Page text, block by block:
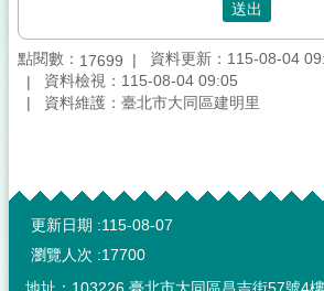
點閱數： 17699
資料更新：115-08-04
資料檢視：115-08-04 09:05
資料維護：臺北市大同區建明里
:::
更新日期
115-08-07
瀏覽人次
17700
地址： 103226 臺北市大同區昌吉街57號4樓